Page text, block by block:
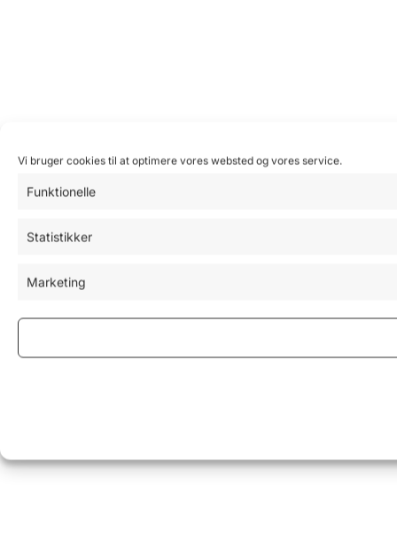
Vi bruger cookies til at optimere vores websted og vores service.
Funktionelle
Statistikker
Marketing